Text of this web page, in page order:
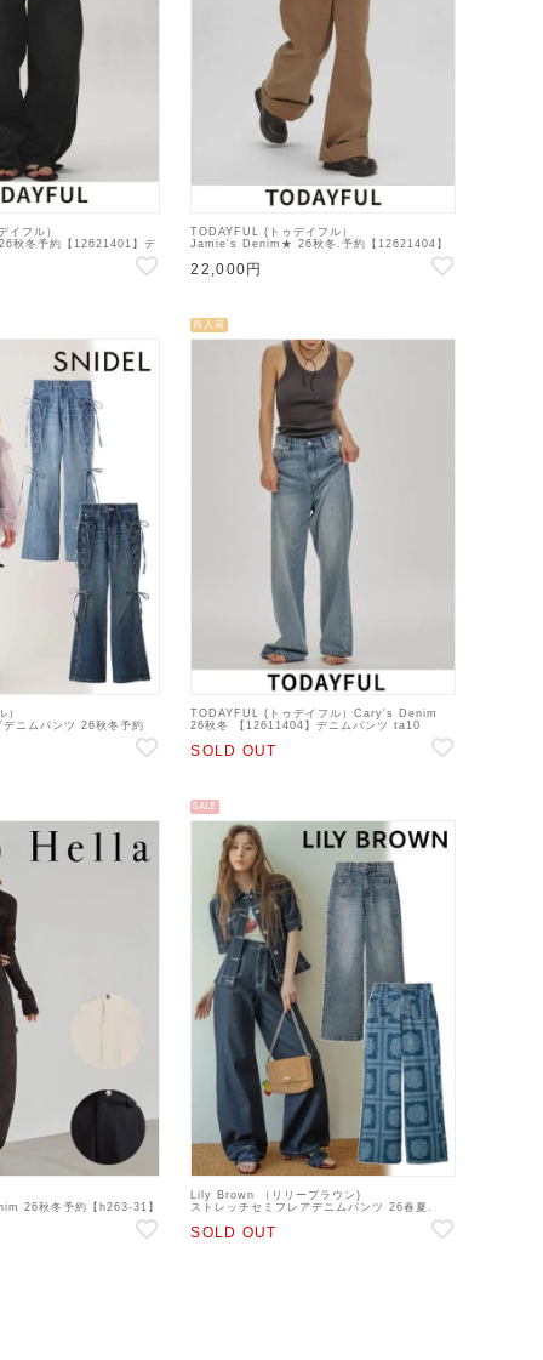
イフル）
秋冬予約【12621401】デ
TODAYFUL (トゥデイフル）
Jamie's Denim★ 26秋冬.予約【12621404】
22,000円
）
デニムパンツ 26秋冬予約
ニムパンツ 入荷予定 : 9月
再入荷
TODAYFUL (トゥデイフル）Cary's Denim
26秋冬 【12611404】デニムパンツ ta10
SOLD OUT
26秋冬予約【h263-31】
SALE
Lily Brown （リリーブラウン)
ストレッチセミフレアデニムパンツ 26春夏.
SOLD OUT